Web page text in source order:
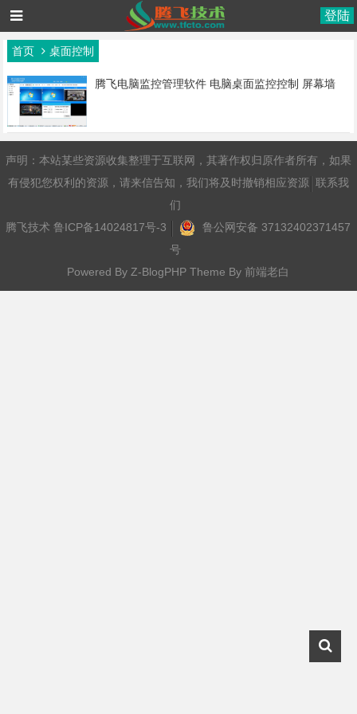
登陆
首页 桌面控制
腾飞电脑监控管理软件 电脑桌面监控控制 屏幕墙
声明：本站某些资源收集整理于互联网，其著作权归原作者所有，如果
有侵犯您权利的资源，请来信告知，我们将及时撤销相应资源 联系我
们
腾飞技术 鲁ICP备14024817号-3
鲁公网安备 37132402371457
号
Powered By Z-BlogPHP Theme By前端老白